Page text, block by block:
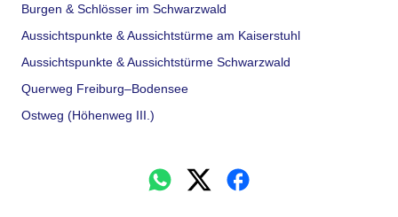
Burgen & Schlösser im Schwarzwald
Aussichtspunkte & Aussichtstürme am Kaiserstuhl
Aussichtspunkte & Aussichtstürme Schwarzwald
Querweg Freiburg–Bodensee
Ostweg (Höhenweg III.)